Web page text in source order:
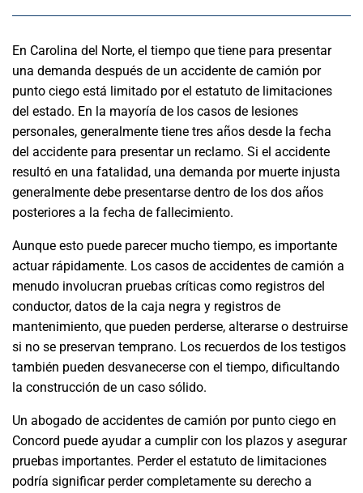
En Carolina del Norte, el tiempo que tiene para presentar
una demanda después de un accidente de camión por
punto ciego está limitado por el estatuto de limitaciones
del estado. En la mayoría de los casos de lesiones
personales, generalmente tiene tres años desde la fecha
del accidente para presentar un reclamo. Si el accidente
resultó en una fatalidad, una demanda por muerte injusta
generalmente debe presentarse dentro de los dos años
posteriores a la fecha de fallecimiento.
Aunque esto puede parecer mucho tiempo, es importante
actuar rápidamente. Los casos de accidentes de camión a
menudo involucran pruebas críticas como registros del
conductor, datos de la caja negra y registros de
mantenimiento, que pueden perderse, alterarse o destruirse
si no se preservan temprano. Los recuerdos de los testigos
también pueden desvanecerse con el tiempo, dificultando
la construcción de un caso sólido.
Un abogado de accidentes de camión por punto ciego en
Concord puede ayudar a cumplir con los plazos y asegurar
pruebas importantes. Perder el estatuto de limitaciones
podría significar perder completamente su derecho a